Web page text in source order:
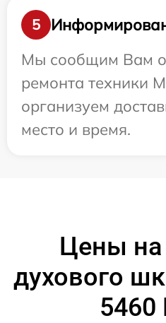
5
Мы сообщим Вам
ремонта техники
организуем
место и время.
Цены
духового
5460